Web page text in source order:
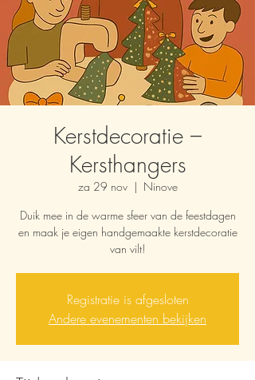
Kerstdecoratie –
Kersthangers
za 29 nov
  |
Ninove
Duik mee in de warme sfeer van de feestdagen
en maak je eigen handgemaakte kerstdecoratie
van vilt!
Registratie is afgesloten
Andere evenementen bekijken